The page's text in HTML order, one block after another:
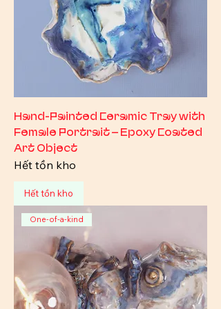
Hand-Painted Ceramic Tray with
Female Portrait – Epoxy Coated
Art Object
Hết tồn kho
Hết tồn kho
One-of-a-kind